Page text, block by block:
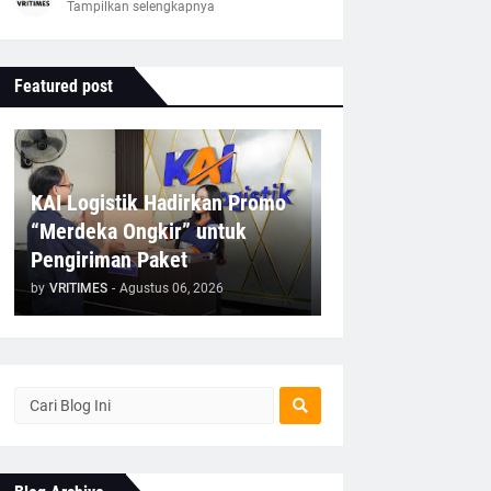
Tampilkan selengkapnya
Featured post
KAI Logistik Hadirkan Promo
“Merdeka Ongkir” untuk
Pengiriman Paket
by VRITIMES - Agustus 06, 2026